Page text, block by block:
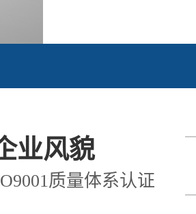
业风貌
质量体系认证